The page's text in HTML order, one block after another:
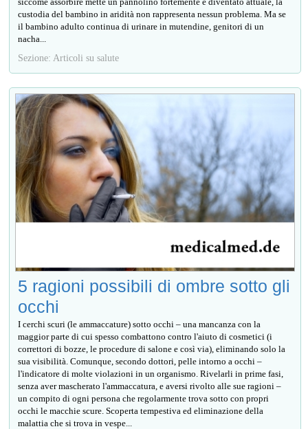
custodia del bambino in aridità non rappresenta nessun problema. Ma se
il bambino adulto continua di urinare in mutendine, genitori di un
nacha...
Sezione: Articoli su salute
5 ragioni possibili di ombre sotto gli
occhi
I cerchi scuri (le ammaccature) sotto occhi – una mancanza con la
maggior parte di cui spesso combattono contro l'aiuto di cosmetici (i
correttori di bozze, le procedure di salone e così via), eliminando solo la
sua visibilità. Comunque, secondo dottori, pelle intorno a occhi –
l'indicatore di molte violazioni in un organismo. Rivelarli in prime fasi,
senza aver mascherato l'ammaccatura, e aversi rivolto alle sue ragioni –
un compito di ogni persona che regolarmente trova sotto con propri
occhi le macchie scure. Scoperta tempestiva ed eliminazione della
malattia che si trova in vespe...